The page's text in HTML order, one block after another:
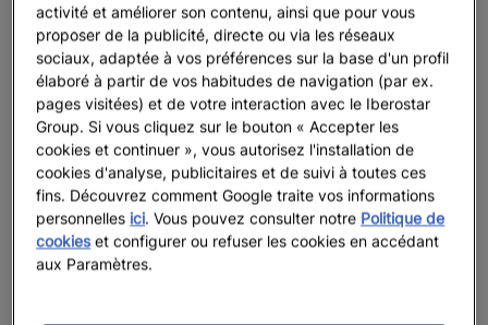
activité et améliorer son contenu, ainsi que pour vous
proposer de la publicité, directe ou via les réseaux
sociaux, adaptée à vos préférences sur la base d'un profil
élaboré à partir de vos habitudes de navigation (par ex.
pages visitées) et de votre interaction avec le Iberostar
Group. Si vous cliquez sur le bouton « Accepter les
cookies et continuer », vous autorisez l'installation de
cookies d'analyse, publicitaires et de suivi à toutes ces
fins. Découvrez comment Google traite vos informations
personnelles ici. Vous pouvez consulter notre Politique de
cookies et configurer ou refuser les cookies en accédant
aux Paramètres.